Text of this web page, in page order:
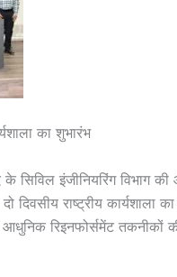
का शुभारंभ
इंजीनियरिंग विभाग
दिवसीय राष्ट्रीय कार्यशाला
आधुनिक रिइनफोर्समेंट